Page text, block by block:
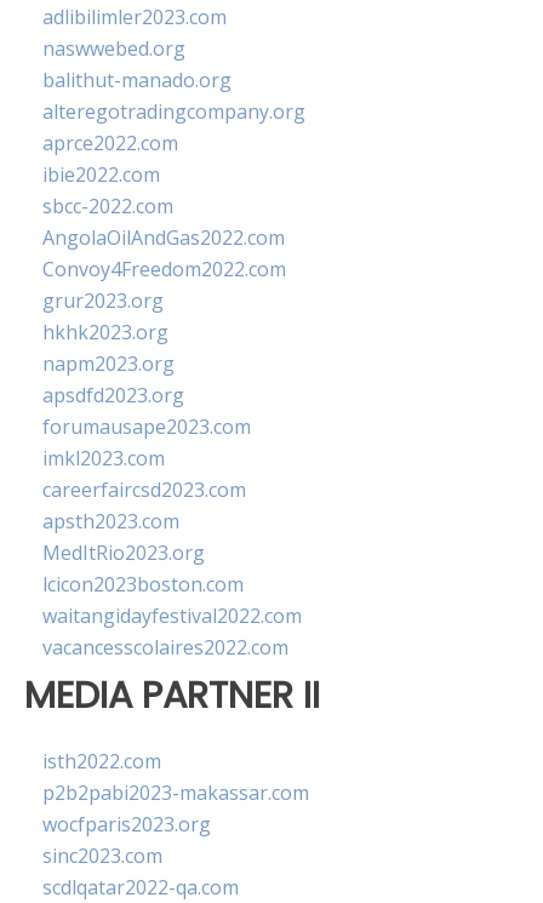
adlibilimler2023.com
naswwebed.org
balithut-manado.org
alteregotradingcompany.org
aprce2022.com
ibie2022.com
sbcc-2022.com
AngolaOilAndGas2022.com
Convoy4Freedom2022.com
grur2023.org
hkhk2023.org
napm2023.org
apsdfd2023.org
forumausape2023.com
imkl2023.com
careerfaircsd2023.com
apsth2023.com
MedItRio2023.org
lcicon2023boston.com
waitangidayfestival2022.com
vacancesscolaires2022.com
MEDIA PARTNER II
isth2022.com
p2b2pabi2023-makassar.com
wocfparis2023.org
sinc2023.com
scdlqatar2022-qa.com